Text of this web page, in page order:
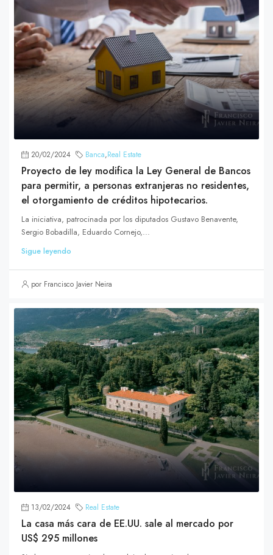
20/02/2024 Banca,Real Estate
Proyecto de ley modifica la Ley General de Bancos
para permitir, a personas extranjeras no residentes,
el otorgamiento de créditos hipotecarios.
La iniciativa, patrocinada por los diputados Gustavo Benavente,
Sergio Bobadilla, Eduardo Cornejo,...
Sigue leyendo
por Francisco Javier Neira
13/02/2024 Real Estate
La casa más cara de EE.UU. sale al mercado por
US$ 295 millones